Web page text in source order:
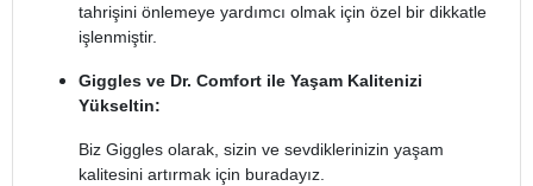
tahrişini önlemeye yardımcı olmak için özel bir dikkatle
işlenmiştir.
Giggles ve Dr. Comfort ile Yaşam Kalitenizi
Yükseltin:
Biz Giggles olarak, sizin ve sevdiklerinizin yaşam
kalitesini artırmak için buradayız.